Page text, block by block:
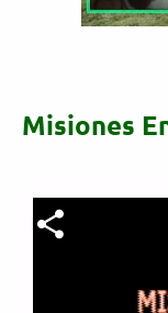
Misiones
Archivo de